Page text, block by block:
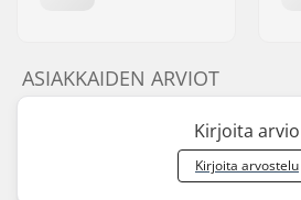
ASIAKKAIDEN ARVIOT
Kirjoita arvio
Kirjoita arvostelu